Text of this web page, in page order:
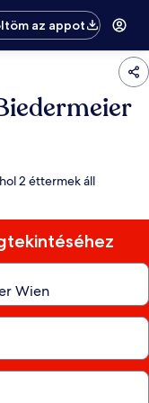
az appot
2 éttermek áll